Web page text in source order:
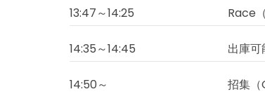
13:47～14:25 Race（
14:35～14:45 出庫
14:50～ 招集（